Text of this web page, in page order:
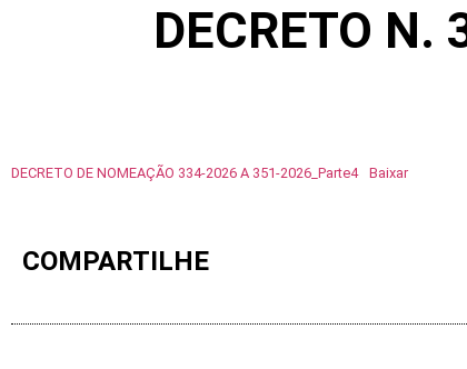
DECRETO N.
DECRETO DE NOMEAÇÃO 334-2026 A 351-2026_Parte4 Baixar
COMPARTILHE